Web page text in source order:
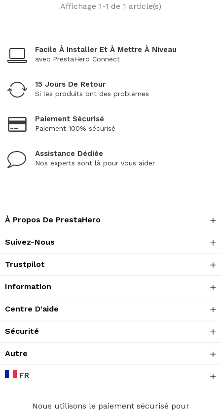
Affichage 1-1 de 1 article(s)
Facile À Installer Et À Mettre À Niveau
avec PrestaHero Connect
15 Jours De Retour
Si les produits ont des problèmes
Paiement Sécurisé
Paiement 100% sécurisé
Assistance Dédiée
Nos experts sont là pour vous aider
À Propos De PrestaHero
Suivez-Nous
Trustpilot
Information
Centre D'aide
Sécurité
Autre
FR
Nous utilisons le paiement sécurisé pour